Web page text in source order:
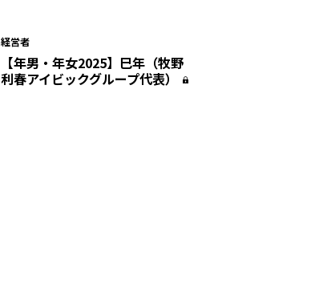
経営者
【年男・年女2025】巳年（牧野
利春アイビックグループ代表）